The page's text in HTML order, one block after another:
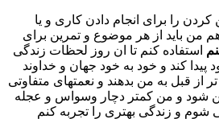
کردن را برای انجام دادن کاری و یا
من باید از هر موضوع و تمرین برای
استفاده کنم تا ان روز لحظات زندگی
پیدا کند و خود به خود جهان و خداوند
از قبل به من بدهند و نعمتهای متفاوتی
شود و من کمتر دچار وسواس و عجله
شوم و زندگی بهتری را تجربه کنم